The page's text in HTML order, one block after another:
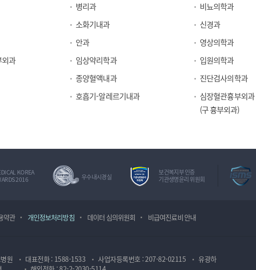
병리과 비뇨의학과
소화기내과 신경과
안과 영상의학과
과 임상약리학과 입원의학과
종양혈액내과 진단검사의학과
호흡기-알레르기내과
심장혈관흉부외과
(구 흉부외과)
KOREA
2016
우수내시경실
보건복지부 인증
기관생명윤리 위원회
약관 개인정보처리방침 데이터 심의위원회 비급여진료비 안내
원 대표전화 : 1588-1533 사업자등록번호 : 207-82-02115
유광하